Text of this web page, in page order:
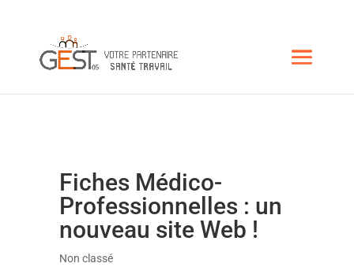
Fiches Médico-
Professionnelles : un
nouveau site Web !
Non classé